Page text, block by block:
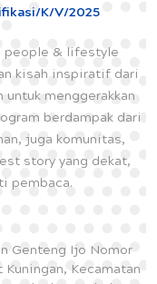
K/V/2025
people & lifestyle
kisah inspiratif dari
menggerakkan
berdampak dari
juga komunitas,
story yang dekat,
pembaca.
Genteng Ijo Nomor
Kuningan, Kecamatan